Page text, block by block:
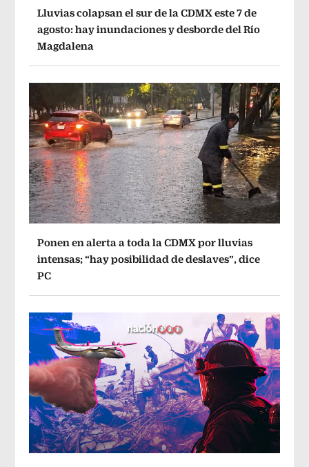
Lluvias colapsan el sur de la CDMX este 7 de
agosto: hay inundaciones y desborde del Río
Magdalena
Ponen en alerta a toda la CDMX por lluvias
intensas; “hay posibilidad de deslaves”, dice
PC